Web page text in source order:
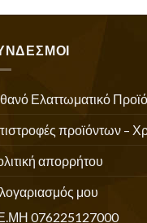
Ελαττωματικό
προϊόντων –
απορρήτου
μου
076225127000